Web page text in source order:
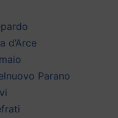
d’Arce
Parano